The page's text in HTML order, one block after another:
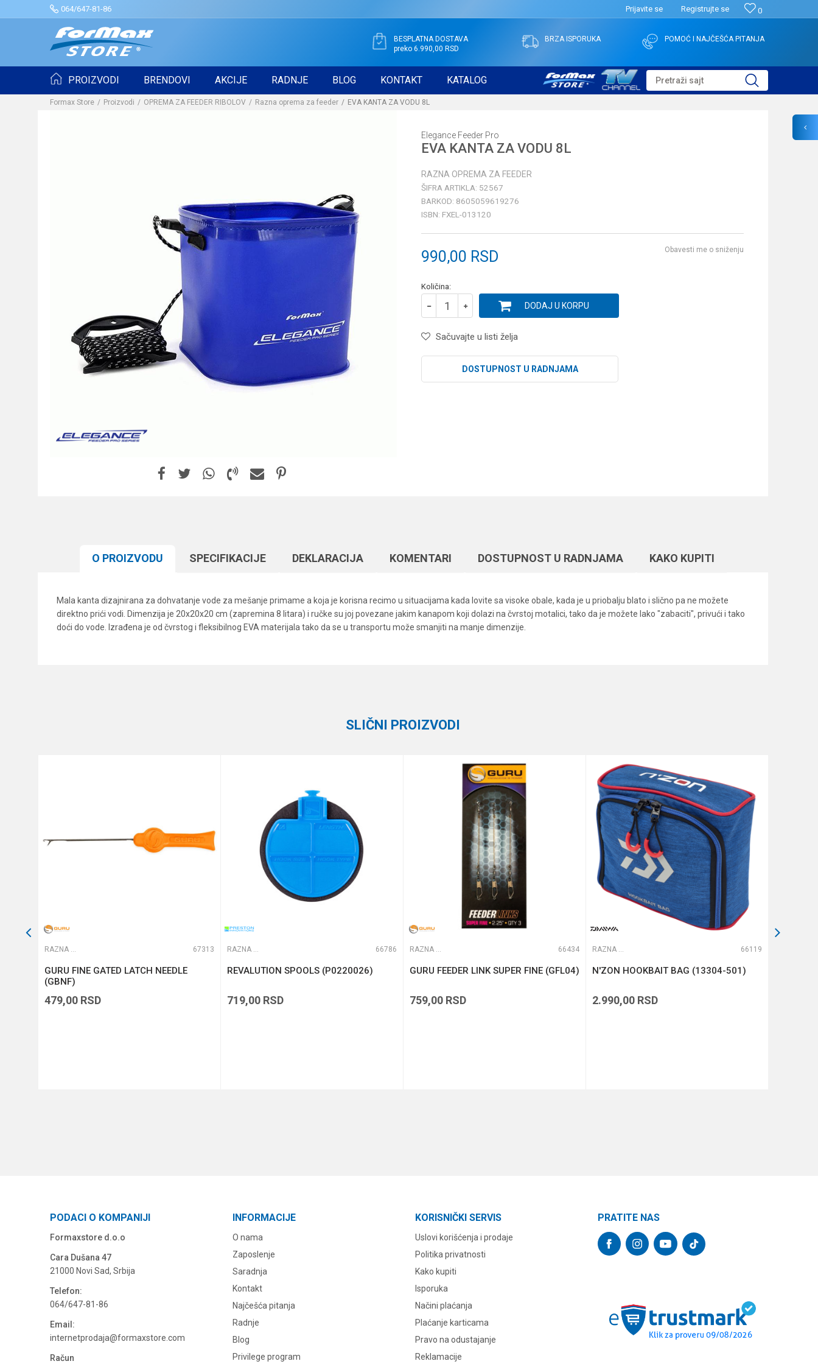
064/647-81-86 0
Prijavite se Registrujte se
BESPLATNA DOSTAVA
preko 6.990,00 RSD
BRZA ISPORUKA POMOĆ I NAJČEŠĆA PITANJA
PROIZVODI BRENDOVI AKCIJE RADNJE BLOG KONTAKT KATALOG Pretraži sajt
Formax Store Proizvodi OPREMA ZA FEEDER RIBOLOV Razna oprema za feeder EVA KANTA ZA VODU 8L
Elegance Feeder Pro
EVA KANTA ZA VODU 8L
RAZNA OPREMA ZA FEEDER
ŠIFRA ARTIKLA: 52567
BARKOD: 8605059619276
ISBN: FXEL-013120
990,00 RSD Obavesti me o sniženju
Količina:
DODAJ U KORPU
Sačuvajte u listi želja
DOSTUPNOST U RADNJAMA
O PROIZVODU SPECIFIKACIJЕ DEKLARACIJA KOMENTARI DOSTUPNOST U RADNJAMA KAKO KUPITI
Mala kanta dizajnirana za dohvatanje vode za mešanje primame a koja je korisna recimo u situacijama kada lovite sa visoke obale, kada je u priobalju blato i slično pa ne možete
direktno prići vodi. Dimenzija je 20x20x20 cm (zapremina 8 litara) i ručke su joj povezane jakim kanapom koji dolazi na čvrstoj motalici, tako da je možete lako "zabaciti", privući i tako
doći do vode. Izrađena je od čvrstog i fleksibilnog EVA materijala tako da se u transportu može smanjiti na manje dimenzije.
Anti-spam zaštita - izračunajte koliko je 9 - 4 :
POŠALJI
SLIČNI PROIZVODI
RAZNA OPREMA ZA FEEDER 67313
GURU FINE GATED LATCH NEEDLE
(GBNF)
479,00 RSD
RAZNA OPREMA ZA FEEDER 66786
REVALUTION SPOOLS (P0220026)
719,00 RSD
RAZNA OPREMA ZA FEEDER 66434
GURU FEEDER LINK SUPER FINE (GFL04)
759,00 RSD
RAZNA OPREMA ZA FEEDER 66119
N'ZON HOOKBAIT BAG (13304-501)
2.990,00 RSD
PODACI O KOMPANIJI
Formaxstore d.o.o
Cara Dušana 47
21000 Novi Sad, Srbija
Telefon:
064/647-81-86
Email:
internetprodaja@formaxstore.com
Račun
INFORMACIJE
O nama
Zaposlenje
Saradnja
Kontakt
Najčešća pitanja
Radnje
Blog
Privilege program
KORISNIČKI SERVIS
Uslovi korišćenja i prodaje
Politika privatnosti
Kako kupiti
Isporuka
Načini plaćanja
Plaćanje karticama
Pravo na odustajanje
Reklamacije
PRATITE NAS